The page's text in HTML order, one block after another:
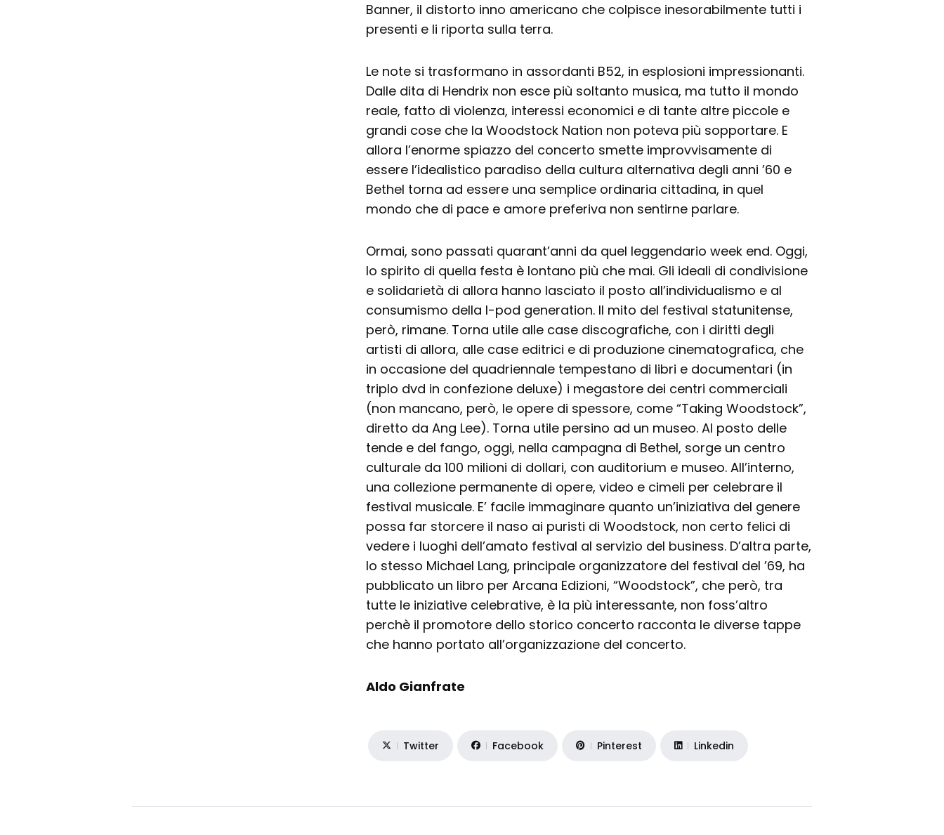
Banner, il distorto inno americano che colpisce inesorabilmente tutti i
presenti e li riporta sulla terra.
Le note si trasformano in assordanti B52, in esplosioni impressionanti.
Dalle dita di Hendrix non esce più soltanto musica, ma tutto il mondo
reale, fatto di violenza, interessi economici e di tante altre piccole e
grandi cose che la Woodstock Nation non poteva più sopportare. E
allora l’enorme spiazzo del concerto smette improvvisamente di
essere l’idealistico paradiso della cultura alternativa degli anni ’60 e
Bethel torna ad essere una semplice ordinaria cittadina, in quel
mondo che di pace e amore preferiva non sentirne parlare.
Ormai, sono passati quarant’anni da quel leggendario week end. Oggi,
lo spirito di quella festa è lontano più che mai. Gli ideali di condivisione
e solidarietà di allora hanno lasciato il posto all’individualismo e al
consumismo della I-pod generation. Il mito del festival statunitense,
però, rimane. Torna utile alle case discografiche, con i diritti degli
artisti di allora, alle case editrici e di produzione cinematografica, che
in occasione del quadriennale tempestano di libri e documentari (in
triplo dvd in confezione deluxe) i megastore dei centri commerciali
(non mancano, però, le opere di spessore, come “Taking Woodstock”,
diretto da Ang Lee). Torna utile persino ad un museo. Al posto delle
tende e del fango, oggi, nella campagna di Bethel, sorge un centro
culturale da 100 milioni di dollari, con auditorium e museo. All’interno,
una collezione permanente di opere, video e cimeli per celebrare il
festival musicale. E’ facile immaginare quanto un’iniziativa del genere
possa far storcere il naso ai puristi di Woodstock, non certo felici di
vedere i luoghi dell’amato festival al servizio del business. D’altra parte,
lo stesso Michael Lang, principale organizzatore del festival del ’69, ha
pubblicato un libro per Arcana Edizioni, “Woodstock”, che però, tra
tutte le iniziative celebrative, è la più interessante, non foss’altro
perchè il promotore dello storico concerto racconta le diverse tappe
che hanno portato all’organizzazione del concerto.
Aldo Gianfrate
Twitter Facebook Pinterest Linkedin